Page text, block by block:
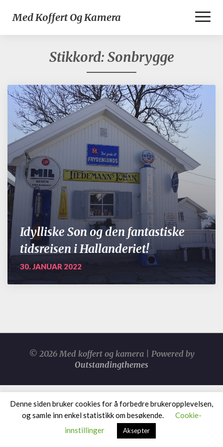
Med Koffert Og Kamera
Stikkord: Sonbrygge
Idylliske Son og den fantastiske
tidsreisen i Hallanderiet!
30. JANUAR 2022
© 2026 Med koffert og kamera | Powered by
Outstandingthemes
Denne siden bruker cookies for å forbedre brukeropplevelsen,
og samle inn enkel statistikk om besøkende.
Cookie-
innstillinger
Aksepter